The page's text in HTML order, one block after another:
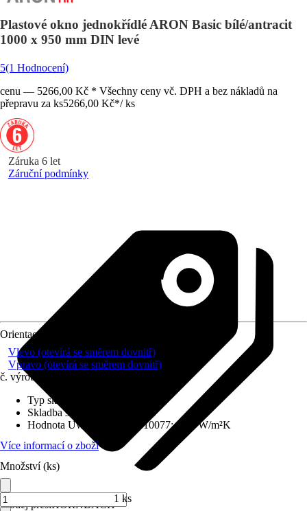
Plastové okno jednokřídlé ARON Basic bílé/antracit
1000 x 950 mm DIN levé
5(1 Hodnocení)
cenu — 5266,00 Kč * Všechny ceny vč. DPH a bez nákladů na
přepravu za ks5266,00 Kč*/ ks
Záruka 6 let
Záruční podmínky
Prodej přes:HORNBACH
Orientace
Vlevo (otevírá se směrem dovnitř)
Vpravo (otevírá se směrem dovnitř)
č. výrobku
Typ skla
Skladba skla
Trojitě zasklené
Hodnota Uw dle DIN EN 10077:0,98 W/m²K
Více informací o zboží
Množství (ks)
1 ks